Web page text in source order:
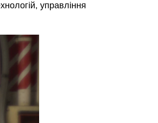
управління